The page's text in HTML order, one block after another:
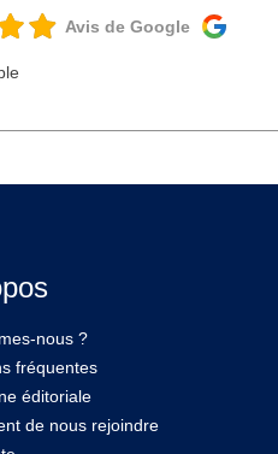
Avis de Google
nous ?
fréquentes
éditoriale
de nous rejoindre